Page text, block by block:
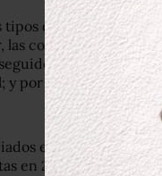
tipos de rubros que
conductas de
por la difusión
y por último, las
en 2017
en 2018 se ha